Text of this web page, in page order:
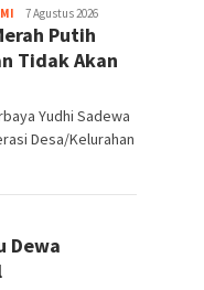
Redaktur
Pelaksana
7 Agustus 2026
Putih
Tidak Akan
Yudhi Sadewa
Desa/Kelurahan
Dewa